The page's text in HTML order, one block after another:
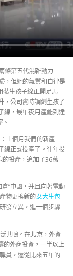
條第五代混雜動力
，但她的氣質和自律是
裝生孩子線正開足馬
，公司實時調劑生孩子
線，最年夜月產能到達
上個月我們的新產
線正式投產了。往年投
的投產，追加了36萬
”中國，并且向著電動
物更換新的女大生包
發立異，進一個步驟
共鳴。在北京，外資
的外商投資，一半以上
員，還從比來五年的